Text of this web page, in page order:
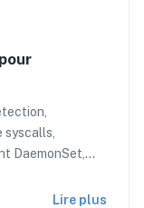
DaemonSet,
Lire plus